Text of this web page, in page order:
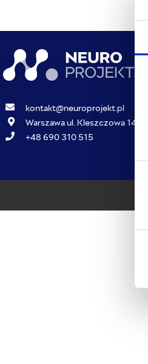
y
ó
d
kontakt@neuroprojekt.pl
Warszawa ul. Kleszczowa 14a
+48 690 310 515